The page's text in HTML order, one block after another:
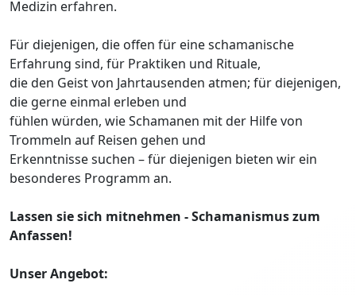
Medizin erfahren.
Für diejenigen, die offen für eine schamanische
Erfahrung sind, für Praktiken und Rituale,
die den Geist von Jahrtausenden atmen; für diejenigen,
die gerne einmal erleben und
fühlen würden, wie Schamanen mit der Hilfe von
Trommeln auf Reisen gehen und
Erkenntnisse suchen – für diejenigen bieten wir ein
besonderes Programm an.
Lassen sie sich mitnehmen - Schamanismus zum
Anfassen!
Unser Angebot: